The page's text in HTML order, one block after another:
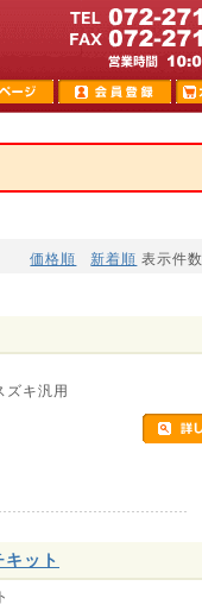
価格順 新着順 表示件数
ズキ汎用
ット